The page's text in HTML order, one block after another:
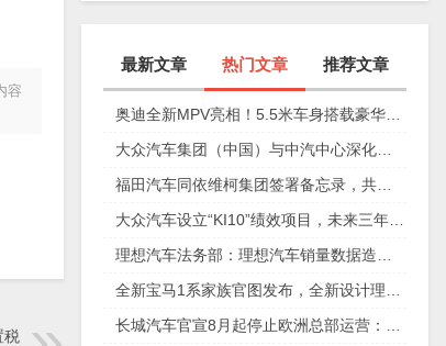
容
税
最新文章 热门文章 推荐文章